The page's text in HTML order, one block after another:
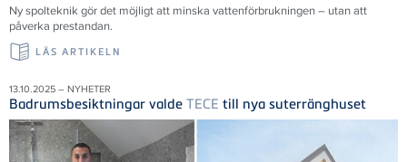
Ny spolteknik gör det möjligt att minska vattenförbrukningen – utan att
påverka prestandan.
LÄS ARTIKELN
13.10.2025 – NYHETER
Badrumsbesiktningar valde TECE till nya suterränghuset